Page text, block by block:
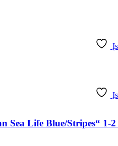
Sea Life Blue/Stripes“ 1-